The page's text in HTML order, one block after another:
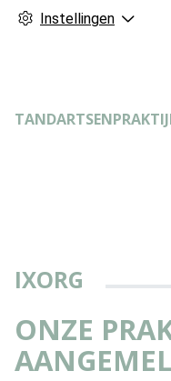
Instellingen
IXORG
ONZE